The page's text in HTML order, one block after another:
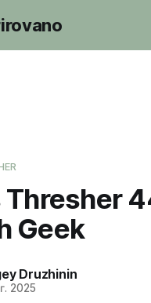
Thresher
Geek
Druzhinin
2025